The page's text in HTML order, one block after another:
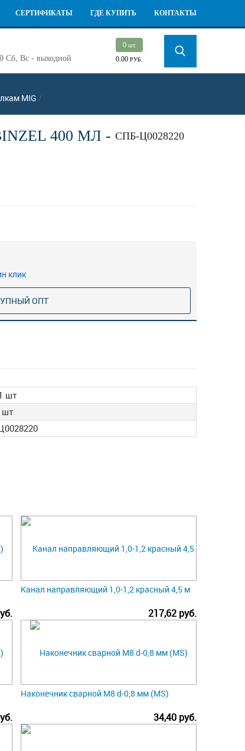
СЕРТИФИКАТЫ ГДЕ КУПИТЬ КОНТАКТЫ
Сб, Вс - выходной
0 шт.
0.00РУБ.
MIG /
400 МЛ - СПБ-Ц0028220
клик
ОПТ
шт
шт
Канал направляющий 1,0-1,2 красный 4,5 м
217,62 руб.
Наконечник сварной М8 d-0,8 мм (MS)
34,40 руб.